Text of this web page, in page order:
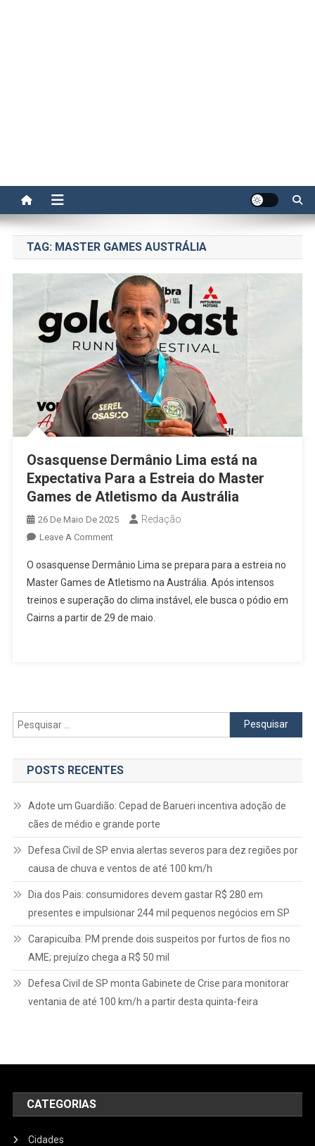
TAG: MASTER GAMES AUSTRÁLIA
Osasquense Dermânio Lima está na
Expectativa Para a Estreia do Master
Games de Atletismo da Austrália
26 De Maio De 2025 Redação
Leave A CommentOn
Dermânio
Lima
Está
Na
Master
O osasquense Dermânio Lima se prepara para a estreia no
Master Games de Atletismo na Austrália. Após intensos
treinos e superação do clima instável, ele busca o pódio em
Cairns a partir de 29 de maio.
Pesquisar
por:
POSTS RECENTES
Adote um Guardião: Cepad de Barueri incentiva adoção de
cães de médio e grande porte
Defesa Civil de SP envia alertas severos para dez regiões por
causa de chuva e ventos de até 100 km/h
Dia dos Pais: consumidores devem gastar R$ 280 em
presentes e impulsionar 244 mil pequenos negócios em SP
Carapicuíba: PM prende dois suspeitos por furtos de fios no
AME; prejuízo chega a R$ 50 mil
Defesa Civil de SP monta Gabinete de Crise para monitorar
ventania de até 100 km/h a partir desta quinta-feira
CATEGORIAS
Cidades